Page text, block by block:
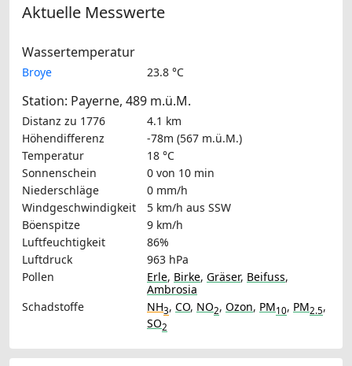
Aktuelle Messwerte
Wassertemperatur
Broye 23.8 °C
Station: Payerne, 489 m.ü.M.
Distanz zu 1776
4.1 km
Höhendifferenz
-78m (567 m.ü.M.)
Temperatur
18 °C
Sonnenschein
0 von 10 min
Niederschläge
0 mm/h
Windgeschwindigkeit
5 km/h aus SSW
Böenspitze
9 km/h
Luftfeuchtigkeit
86%
Luftdruck
963 hPa
Pollen
Erle, Birke, Gräser, Beifuss,
Ambrosia
Schadstoffe
NH3, CO, NO2, Ozon, PM10, PM2.5,
SO2